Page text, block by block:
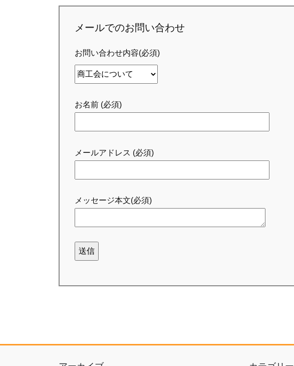
メールでのお問い合わせ
お問い合わせ内容(必須)
お名前 (必須)
メールアドレス (必須)
メッセージ本文(必須)